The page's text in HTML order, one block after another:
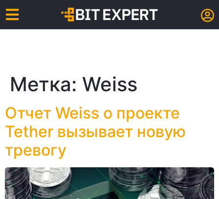
Метка: Weiss
Отчет Weiss о проекте
Tether вызывает новую
тревогу